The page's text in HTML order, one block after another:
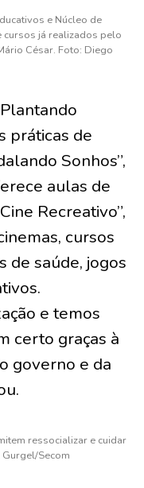
e Núcleo de
cursos já realizados pelo
César. Foto: Diego
práticas de
Sonhos”,
aulas de
Recreativo”,
cursos
de saúde, jogos
e temos
certo graças à
governo e da
ressocializar e cuidar
Secom